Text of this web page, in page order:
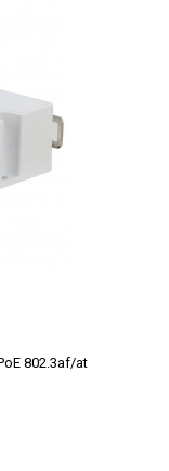
802.3af/at